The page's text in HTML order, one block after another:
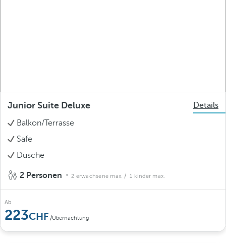
Junior Suite Deluxe
Details
Balkon/Terrasse
Safe
Dusche
2 Personen 2 erwachsene max. / 1 kinder max.
Ab
223 /Übernachtung